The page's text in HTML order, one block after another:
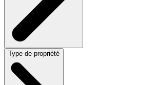
Type de propriété